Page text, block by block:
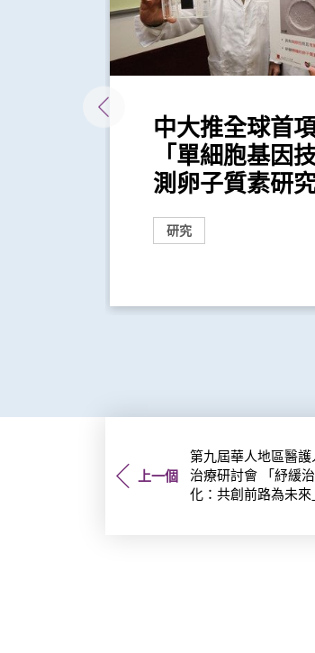
中大推全球首
「單細胞基因
測卵子質素研
研究
上一個
第九屆華人地區醫
治療研討會 「紓緩
化：共創前路為未來